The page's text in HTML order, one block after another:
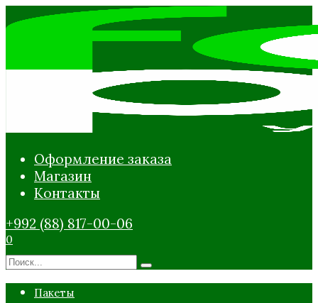
Перейти
к
Оформление заказа
Магазин
Контакты
+992 (88) 817-00-06
0
Search
Пакеты